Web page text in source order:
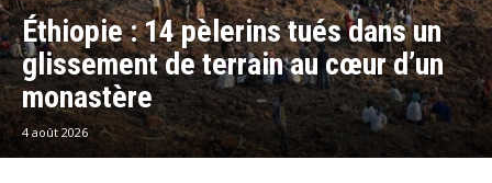
Éthiopie : 14 pèlerins tués dans un
glissement de terrain au cœur d’un
monastère
4 août 2026